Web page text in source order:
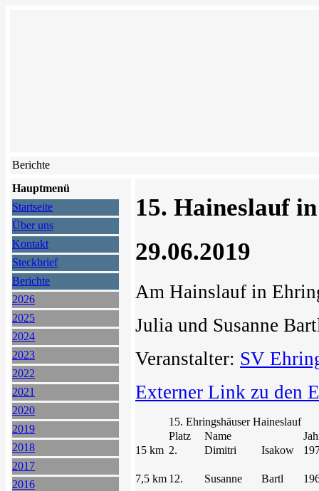
Berichte
Hauptmenü
Startseite
Über uns
Kontakt
Steckbrief
Berichte
2026
2025
2024
2023
2022
2021
2020
2019
2018
2017
2016
15. Haineslauf
29.06.2019
Am Hainslauf in
Julia und Susanne
Veranstalter: SV
Externer Link zu den
15. Ehringshäuser Haineslauf
Platz
Name
15 km 2. Dimitri Isakow
7,5 km 12. Susanne Bartl